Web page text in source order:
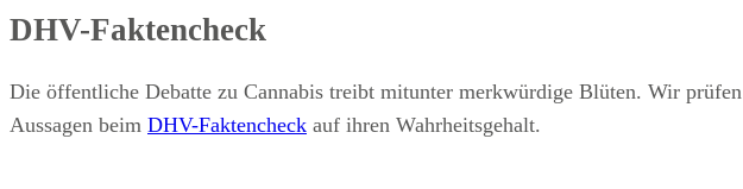
DHV-Faktencheck
Die öffentliche Debatte zu Cannabis treibt mitunter merkwürdige Blüten. Wir prüfen
Aussagen beim DHV-Faktencheck auf ihren Wahrheitsgehalt.